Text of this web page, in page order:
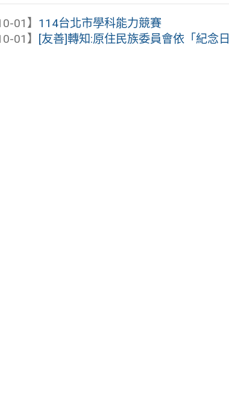
01】 114台北市學科能力競賽
01】 [友善]轉知:原住民族委員會依「紀念